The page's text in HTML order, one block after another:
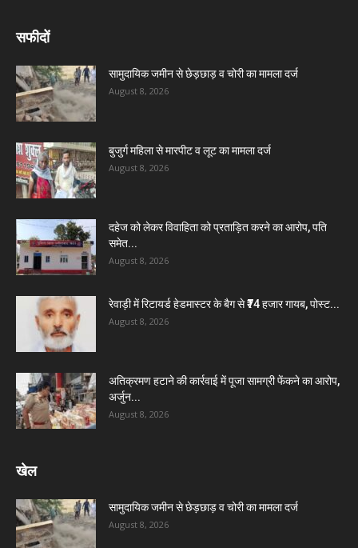
सफीदों
सामुदायिक जमीन से छेड़छाड़ व चोरी का मामला दर्ज
August 8, 2026
बुजुर्ग महिला से मारपीट व लूट का मामला दर्ज
August 8, 2026
दहेज को लेकर विवाहिता को प्रताड़ित करने का आरोप, पति
समेत...
August 8, 2026
रेवाड़ी में रिटायर्ड हेडमास्टर के बैग से ₹74 हजार गायब, पोस्ट...
August 8, 2026
अतिक्रमण हटाने की कार्रवाई में पूजा सामग्री फेंकने का आरोप,
अर्जुन...
August 8, 2026
खेल
सामुदायिक जमीन से छेड़छाड़ व चोरी का मामला दर्ज
August 8, 2026